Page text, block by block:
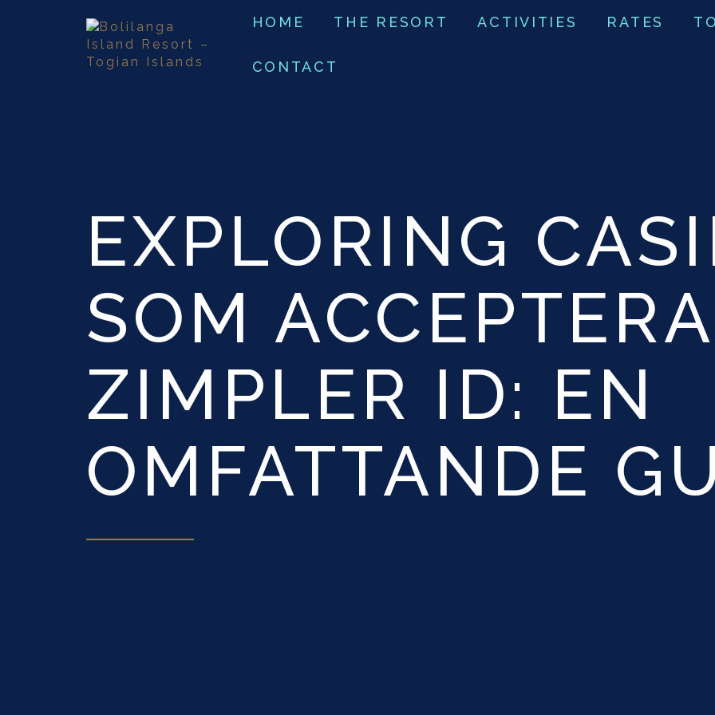
HOME THE RESORT ACTIVITIES RATES
CONTACT
EXPLORING
SOM
ZIMPLER ID: EN
OMFATTANDE